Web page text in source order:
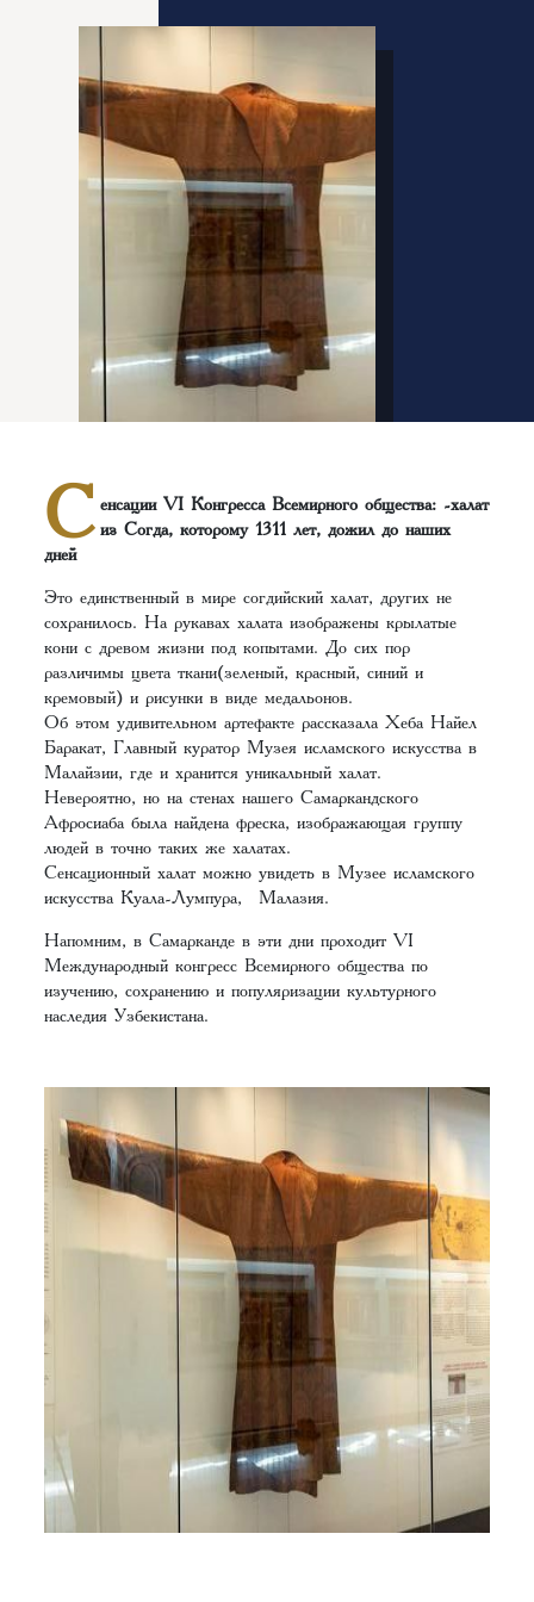
С енсации VI Конгресса Всемирного общества: -халат
из Согда, которому 1311 лет, дожил до наших
дней
Это единственный в мире согдийский халат, других не
сохранилось. На рукавах халата изображены крылатые
кони с древом жизни под копытами. До сих пор
различимы цвета ткани(зеленый, красный, синий и
кремовый) и рисунки в виде медальонов.
Об этом удивительном артефакте рассказала Хеба Найел
Баракат, Главный куратор Музея исламского искусства в
Малайзии, где и хранится уникальный халат.
Невероятно, но на стенах нашего Самаркандского
Афросиаба была найдена фреска, изображающая группу
людей в точно таких же халатах.
Сенсационный халат можно увидеть в Музее исламского
искусства Куала-Лумпура, Малазия.
Напомним, в Самарканде в эти дни проходит VI
Международный конгресс Всемирного общества по
изучению, сохранению и популяризации культурного
наследия Узбекистана.